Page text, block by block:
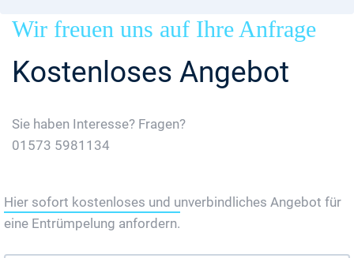
Wir freuen uns auf Ihre Anfrage
Kostenloses Angebot
Sie haben Interesse? Fragen?
01573 5981134
Hier sofort kostenloses und unverbindliches Angebot für
eine Entrümpelung anfordern.